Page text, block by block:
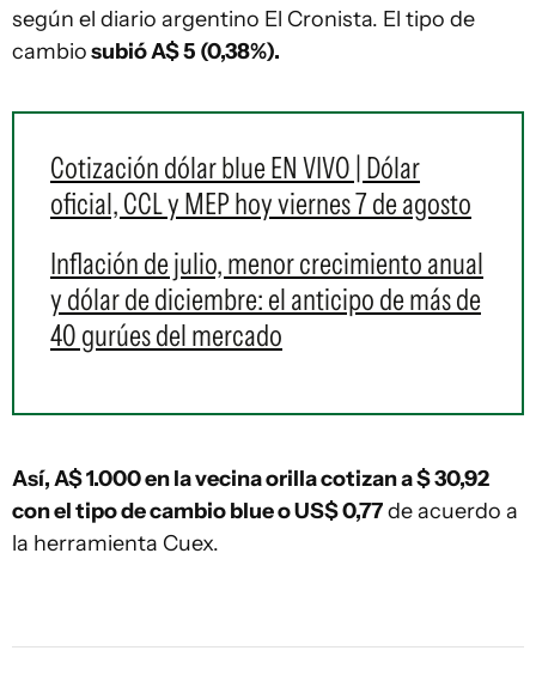
según el diario argentino El Cronista. El tipo de
cambiosubió A$ 5 (0,38%).
Cotización dólar blue EN VIVO | Dólar
oficial, CCL y MEP hoy viernes 7 de agosto
Inflación de julio, menor crecimiento anual
y dólar de diciembre: el anticipo de más de
40 gurúes del mercado
Así, A$ 1.000 en la vecina orilla cotizan a $ 30,92
con el tipo de cambio blue o US$ 0,77de acuerdo a
la herramienta Cuex.